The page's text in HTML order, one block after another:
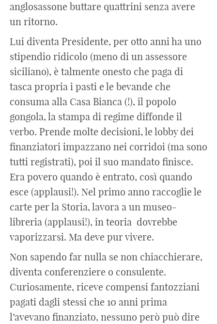
anglosassone buttare quattrini senza avere
un ritorno.
Lui diventa Presidente, per otto anni ha uno
stipendio ridicolo (meno di un assessore
siciliano), è talmente onesto che paga di
tasca propria i pasti e le bevande che
consuma alla Casa Bianca (!), il popolo
gongola, la stampa di regime diffonde il
verbo. Prende molte decisioni, le lobby dei
finanziatori impazzano nei corridoi (ma sono
tutti registrati), poi il suo mandato finisce.
Era povero quando è entrato, così quando
esce (applausi!). Nel primo anno raccoglie le
carte per la Storia, lavora a un museo-
libreria (applausi!), in teoria dovrebbe
vaporizzarsi. Ma deve pur vivere.
Non sapendo far nulla se non chiacchierare,
diventa conferenziere o consulente.
Curiosamente, riceve compensi fantozziani
pagati dagli stessi che 10 anni prima
l’avevano finanziato, nessuno però può dire